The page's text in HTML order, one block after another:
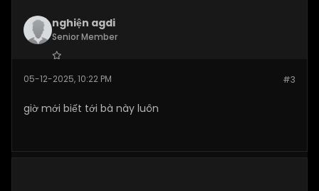
nghiện agdi
Senior Member
Posts: 184 #3
05-12-2025, 10:22 PM
giờ mới biết tới bà này luôn